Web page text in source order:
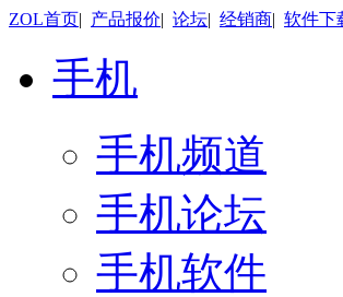
ZOL首页| 产品报价| 论坛| 经销商| 软件下
手机
手机频道
手机论坛
手机软件